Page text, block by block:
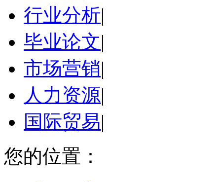
行业分析|
毕业论文|
市场营销|
人力资源|
国际贸易|
您的位置：